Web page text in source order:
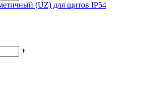
(UZ) для щитов IP54
+